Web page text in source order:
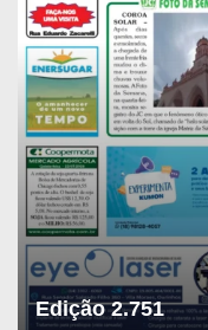
Edição 2.751